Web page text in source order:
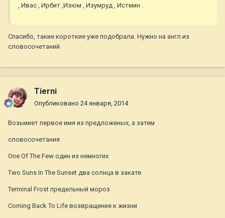
, Ивас , Ирбит ,Изюм , Изумруд , Истмин .
Спасибо, такие короткие уже подобрала. Нужно на англ.из
словосочетаний
Tierni
Опубликовано 24 января, 2014
Возьмиет первое имя из предложеных, а затем
словосочетания
One Of The Few один из немногих
Two Suns In The Sunset два солнца в закате
Terminal Frost предельный мороз
Coming Back To Life возвращение к жизни